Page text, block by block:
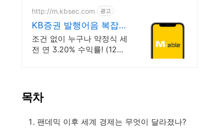
http://m.kbsec.com 광고
KB증권 발행어음 복잡한
조건없이 누구나
조건 없이 누구나 약정식 세
전 연 3.20% 수익률! (12개
목차
팬데믹 이후 세계 경제는 무엇이 달라졌나?